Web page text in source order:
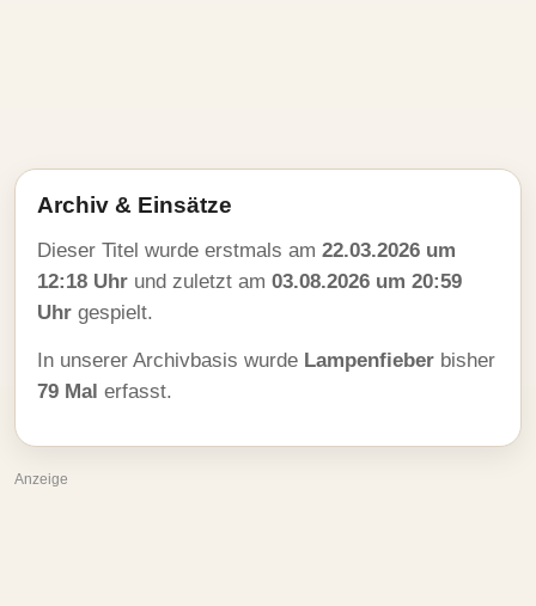
Archiv & Einsätze
Dieser Titel wurde erstmals am 22.03.2026 um
12:18 Uhr und zuletzt am 03.08.2026 um 20:59
Uhr gespielt.
In unserer Archivbasis wurde Lampenfieber bisher
79 Mal erfasst.
Anzeige